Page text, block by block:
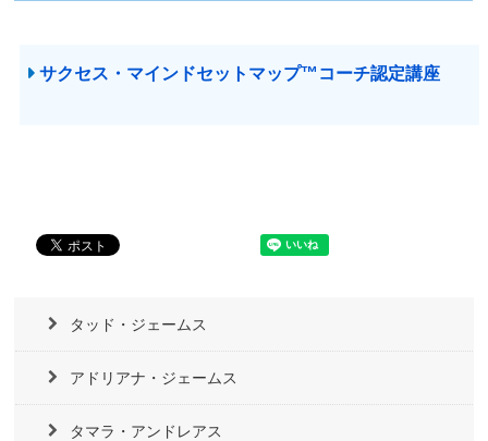
サクセス・マインドセットマップ™コーチ認定講座
タッド・ジェームス
アドリアナ・ジェームス
タマラ・アンドレアス